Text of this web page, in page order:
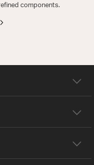
components.